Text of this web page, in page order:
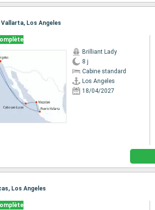
Los Angeles
Brilliant Lady
8 j
Cabine standard
Los Angeles
18/04/2027
Los Angeles